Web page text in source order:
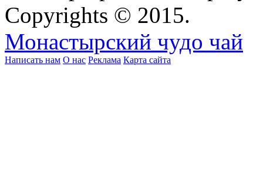
Copyrights © 2015.
Монастырский чудо чай
Написать нам О нас Реклама Карта сайта